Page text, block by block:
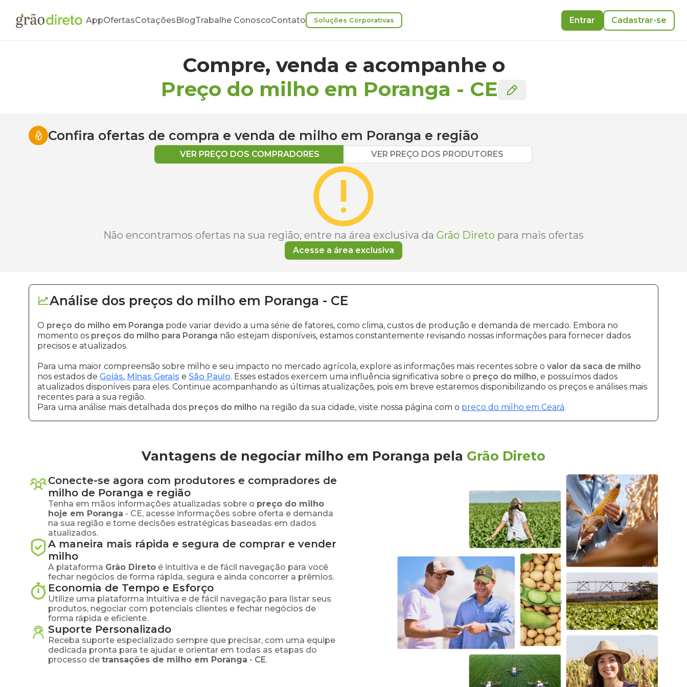
AppOfertasCotaçõesBlogTrabalhe ConoscoContato Soluções Corporativas Entrar Cadastrar-se
Compre, venda e acompanhe o
Preço do milho em Poranga - CE
Confira ofertas de compra e venda de milho em Poranga e região
VER PREÇO DOS COMPRADORES VER PREÇO DOS PRODUTORES
Não encontramos ofertas na sua região, entre na área exclusiva da Grão Direto para mais ofertas
Acesse a área exclusiva
Análise dos preços do milho em Poranga - CE
O preço do milho em Poranga pode variar devido a uma série de fatores, como clima, custos de produção e demanda de mercado. Embora no
momento os preços do milho para Poranga não estejam disponíveis, estamos constantemente revisando nossas informações para fornecer dados
precisos e atualizados.
Para uma maior compreensão sobre milho e seu impacto no mercado agrícola, explore as informações mais recentes sobre o valor da saca de milho
nos estados de Goiás, Minas Gerais e São Paulo. Esses estados exercem uma influência significativa sobre o preço do milho, e possuímos dados
atualizados disponíveis para eles. Continue acompanhando as últimas atualizações, pois em breve estaremos disponibilizando os preços e análises mais
recentes para a sua região.
Para uma análise mais detalhada dos preços do milho na região da sua cidade, visite nossa página com o preço do milho em Ceará.
Vantagens de negociar milho em Poranga pela Grão Direto
Conecte-se agora com produtores e compradores de
milho de Poranga e região
Tenha em mãos informações atualizadas sobre o preço do milho
hoje em Poranga - CE, acesse informações sobre oferta e demanda
na sua região e tome decisões estratégicas baseadas em dados
atualizados.
A maneira mais rápida e segura de comprar e vender
milho
A plataforma Grão Direto é intuitiva e de fácil navegação para você
fechar negócios de forma rápida, segura e ainda concorrer a prêmios.
Economia de Tempo e Esforço
Utilize uma plataforma intuitiva e de fácil navegação para listar seus
produtos, negociar com potenciais clientes e fechar negócios de
forma rápida e eficiente.
Suporte Personalizado
Receba suporte especializado sempre que precisar, com uma equipe
dedicada pronta para te ajudar e orientar em todas as etapas do
processo de transações de milho em Poranga - CE.